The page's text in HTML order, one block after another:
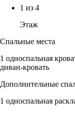
1 из 4
Этаж
Спальные места
1 односпальная
диван-кровать
Дополнительные
1 односпальная